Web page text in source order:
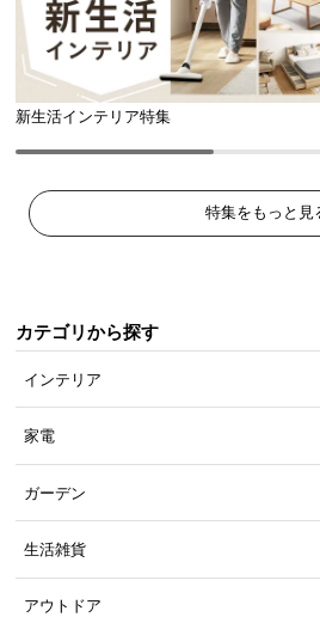
新生活インテリア特集
特集をもっと見
カテゴリから探す
インテリア
家電
ガーデン
生活雑貨
アウトドア